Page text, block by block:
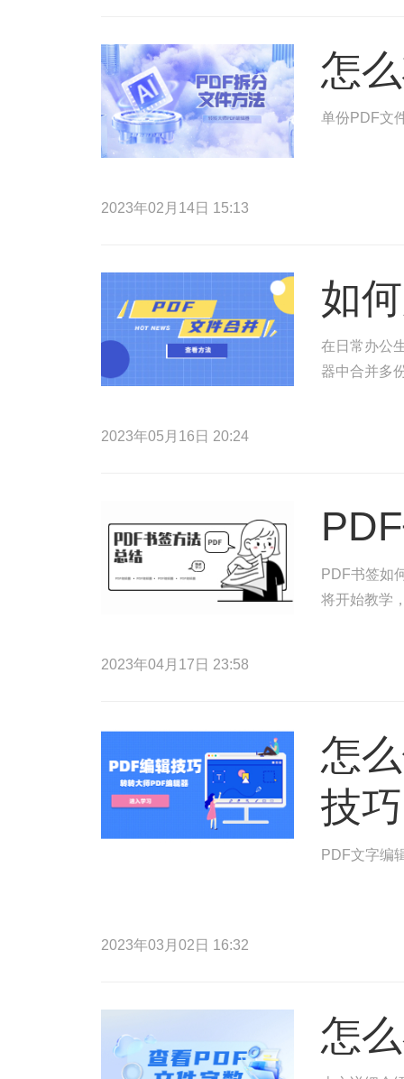
怎
单份PDF文
2023年02月14日 15:13
如
在日常办公
器中合并多
2023年05月16日 20:24
PDF书签如
将开始教学
2023年04月17日 23:58
怎
技巧
PDF文字编
2023年03月02日 16:32
怎